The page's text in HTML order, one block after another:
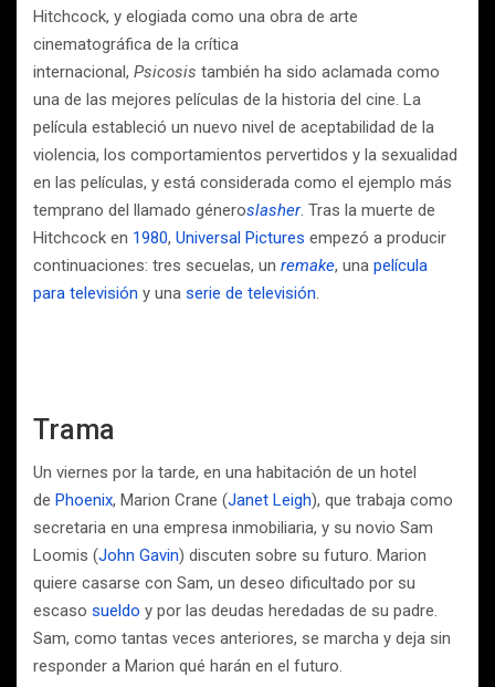
Hitchcock, y elogiada como una obra de arte
cinematográfica de la crítica
internacional, Psicosis también ha sido aclamada como
una de las mejores películas de la historia del cine. La
película estableció un nuevo nivel de aceptabilidad de la
violencia, los comportamientos pervertidos y la sexualidad
en las películas, y está considerada como el ejemplo más
temprano del llamado géneroslasher. Tras la muerte de
Hitchcock en 1980, Universal Pictures empezó a producir
continuaciones: tres secuelas, un remake, una película
para televisión y una serie de televisión.
Trama
Un viernes por la tarde, en una habitación de un hotel
de Phoenix, Marion Crane (Janet Leigh), que trabaja como
secretaria en una empresa inmobiliaria, y su novio Sam
Loomis (John Gavin) discuten sobre su futuro. Marion
quiere casarse con Sam, un deseo dificultado por su
escaso sueldo y por las deudas heredadas de su padre.
Sam, como tantas veces anteriores, se marcha y deja sin
responder a Marion qué harán en el futuro.